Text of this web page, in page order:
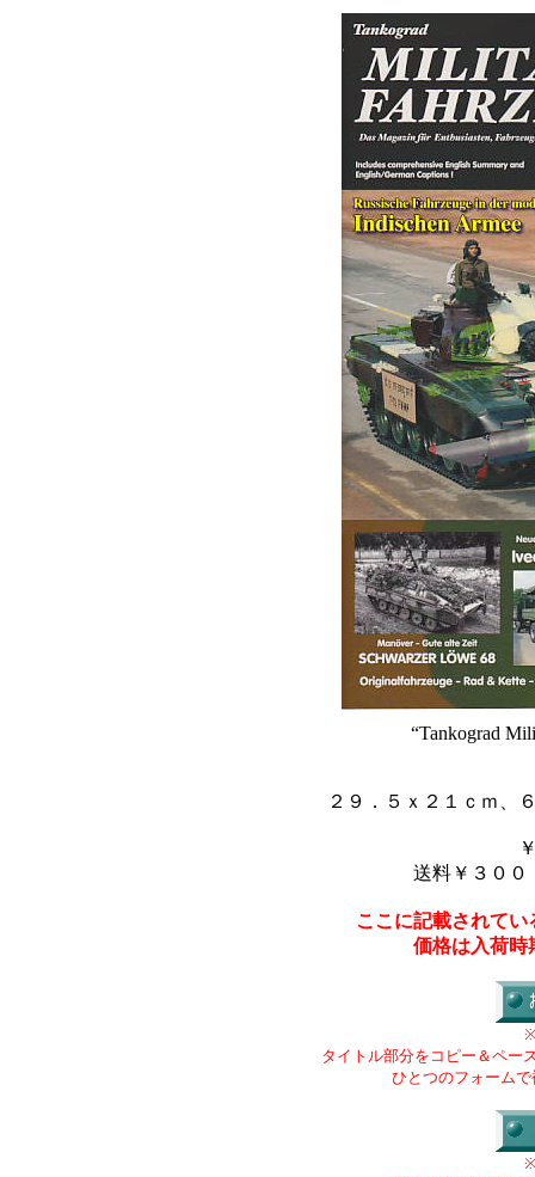
“Tankograd
２９．５ｘ２１ｃｍ、
送料￥３００
ここに記載されて
価格は入荷時
タイトル部分をコピー＆ペー
ひとつのフォーム